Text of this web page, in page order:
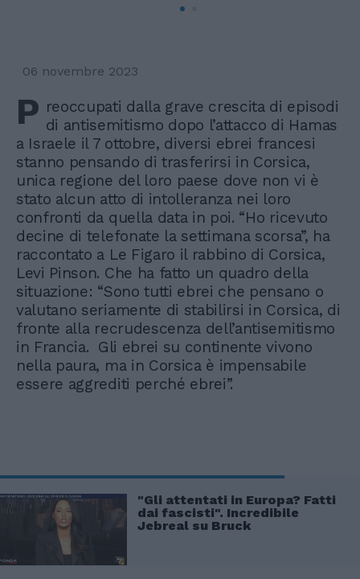
06 novembre 2023
P reoccupati dalla grave crescita di episodi
di antisemitismo dopo l’attacco di Hamas
a Israele il 7 ottobre, diversi ebrei francesi
stanno pensando di trasferirsi in Corsica,
unica regione del loro paese dove non vi è
stato alcun atto di intolleranza nei loro
confronti da quella data in poi. “Ho ricevuto
decine di telefonate la settimana scorsa”, ha
raccontato a Le Figaro il rabbino di Corsica,
Levi Pinson. Che ha fatto un quadro della
situazione: “Sono tutti ebrei che pensano o
valutano seriamente di stabilirsi in Corsica, di
fronte alla recrudescenza dell’antisemitismo
in Francia. Gli ebrei su continente vivono
nella paura, ma in Corsica è impensabile
essere aggrediti perché ebrei”.
"Gli attentati in Europa? Fatti
dai fascisti". Incredibile
Jebreal su Bruck